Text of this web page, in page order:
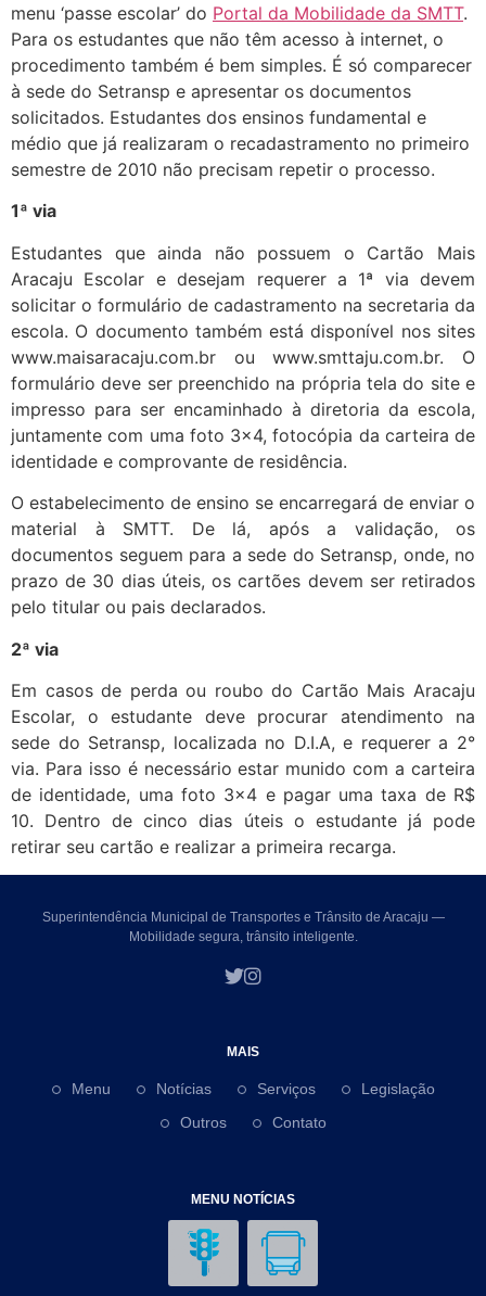
menu ‘passe escolar’ do Portal da Mobilidade da SMTT.
Para os estudantes que não têm acesso à internet, o
procedimento também é bem simples. É só comparecer
à sede do Setransp e apresentar os documentos
solicitados. Estudantes dos ensinos fundamental e
médio que já realizaram o recadastramento no primeiro
semestre de 2010 não precisam repetir o processo.
1ª via
Estudantes que ainda não possuem o Cartão Mais
Aracaju Escolar e desejam requerer a 1ª via devem
solicitar o formulário de cadastramento na secretaria da
escola. O documento também está disponível nos sites
www.maisaracaju.com.br ou www.smttaju.com.br. O
formulário deve ser preenchido na própria tela do site e
impresso para ser encaminhado à diretoria da escola,
juntamente com uma foto 3×4, fotocópia da carteira de
identidade e comprovante de residência.
O estabelecimento de ensino se encarregará de enviar o
material à SMTT. De lá, após a validação, os
documentos seguem para a sede do Setransp, onde, no
prazo de 30 dias úteis, os cartões devem ser retirados
pelo titular ou pais declarados.
2ª via
Em casos de perda ou roubo do Cartão Mais Aracaju
Escolar, o estudante deve procurar atendimento na
sede do Setransp, localizada no D.I.A, e requerer a 2°
via. Para isso é necessário estar munido com a carteira
de identidade, uma foto 3×4 e pagar uma taxa de R$
10. Dentro de cinco dias úteis o estudante já pode
retirar seu cartão e realizar a primeira recarga.
Superintendência Municipal de Transportes e Trânsito de Aracaju —
Mobilidade segura, trânsito inteligente.
MAIS
Menu Notícias Serviços
Legislação
Outros
Contato
MENU NOTÍCIAS